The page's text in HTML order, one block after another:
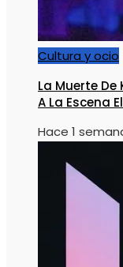
Cultura y ocio
La Muerte
A La Escena
Hace 1